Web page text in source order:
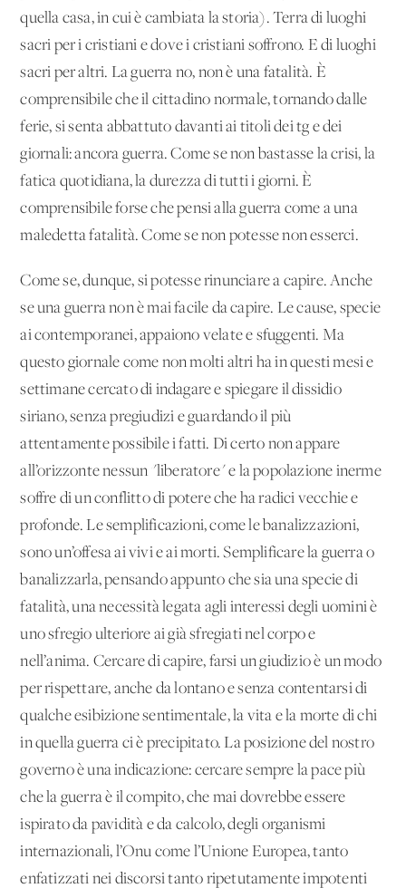
quella casa, in cui è cambiata la storia). Terra di luoghi
sacri per i cristiani e dove i cristiani soffrono. E di luoghi
sacri per altri. La guerra no, non è una fatalità. È
comprensibile che il cittadino normale, tornando dalle
ferie, si senta abbattuto davanti ai titoli dei tg e dei
giornali: ancora guerra. Come se non bastasse la crisi, la
fatica quotidiana, la durezza di tutti i giorni. È
comprensibile forse che pensi alla guerra come a una
maledetta fatalità. Come se non potesse non esserci.
Come se, dunque, si potesse rinunciare a capire. Anche
se una guerra non è mai facile da capire. Le cause, specie
ai contemporanei, appaiono velate e sfuggenti. Ma
questo giornale come non molti altri ha in questi mesi e
settimane cercato di indagare e spiegare il dissidio
siriano, senza pregiudizi e guardando il più
attentamente possibile i fatti. Di certo non appare
all’orizzonte nessun "liberatore" e la popolazione inerme
soffre di un conflitto di potere che ha radici vecchie e
profonde. Le semplificazioni, come le banalizzazioni,
sono un’offesa ai vivi e ai morti. Semplificare la guerra o
banalizzarla, pensando appunto che sia una specie di
fatalità, una necessità legata agli interessi degli uomini è
uno sfregio ulteriore ai già sfregiati nel corpo e
nell’anima. Cercare di capire, farsi un giudizio è un modo
per rispettare, anche da lontano e senza contentarsi di
qualche esibizione sentimentale, la vita e la morte di chi
in quella guerra ci è precipitato. La posizione del nostro
governo è una indicazione: cercare sempre la pace più
che la guerra è il compito, che mai dovrebbe essere
ispirato da pavidità e da calcolo, degli organismi
internazionali, l’Onu come l’Unione Europea, tanto
enfatizzati nei discorsi tanto ripetutamente impotenti